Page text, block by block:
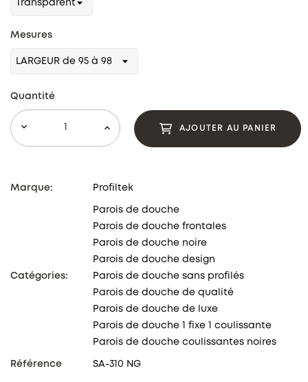
Mesures
Quantité
AJOUTER AU PANIER
Marque: Profiltek
Catégories:
Parois de douche
Parois de douche frontales
Parois de douche noire
Parois de douche design
Parois de douche sans profilés
Parois de douche de qualité
Parois de douche de luxe
Parois de douche 1 fixe 1 coulissante
Parois de douche coulissantes noires
Référence SA-310 NG